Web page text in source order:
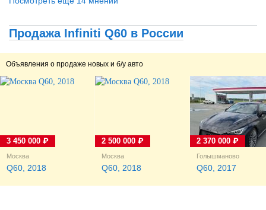
Продажа Infiniti Q60 в России
Объявления о продаже новых и б/у авто
Москва
Q60, 2018
3 450 000 ₽
Москва
Q60, 2018
2 500 000 ₽
Голышманово
Q60, 2017
2 370 000 ₽